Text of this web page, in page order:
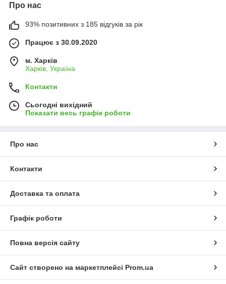
Про нас
93% позитивних з 185 відгуків за рік
Працює з 30.09.2020
м. Харків
Харків, Україна
Контакти
Сьогодні вихідний
Показати весь графік роботи
Про нас
Контакти
Доставка та оплата
Графік роботи
Повна версія сайту
Сайт створено на маркетплейсі Prom.ua